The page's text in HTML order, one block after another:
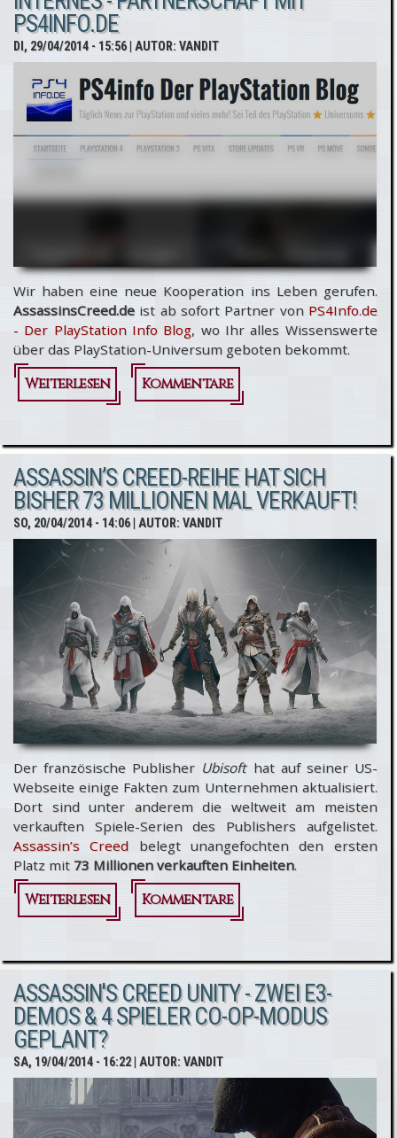
der RPC 2014 -
Wir verlosen
5 Tickets!
PS4INFO.DE
DI, 29/04/2014 - 15:56| AUTOR:VANDIT
Wir haben eine neue Kooperation ins Leben gerufen.
AssassinsCreed.deist ab sofort Partner von PS4Info.de
- Der PlayStation Info Blog, wo Ihr alles Wissenswerte
über das PlayStation-Universum geboten bekommt.
Weiterlesen über Internes -
mit PS4Info.de
Kommentare
ASSASSIN’S CREED-REIHE HAT SICH
BISHER 73 MILLIONEN MAL VERKAUFT!
SO, 20/04/2014 - 14:06| AUTOR:VANDIT
Der französische Publisher Ubisofthat auf seiner US-
Webseite einige Fakten zum Unternehmen aktualisiert.
Dort sind unter anderem die weltweit am meisten
verkauften Spiele-Serien des Publishers aufgelistet.
Assassin’s Creed belegt unangefochten den ersten
Platz mit 73 Millionen verkauften Einheiten.
Weiterlesen
über
Creed-
Reihe hat
sich
bisher 73
Millionen
Mal
Kommentare
ASSASSIN'S CREED UNITY - ZWEI E3-
DEMOS & 4 SPIELER CO-OP-MODUS
GEPLANT?
SA, 19/04/2014 - 16:22| AUTOR:VANDIT